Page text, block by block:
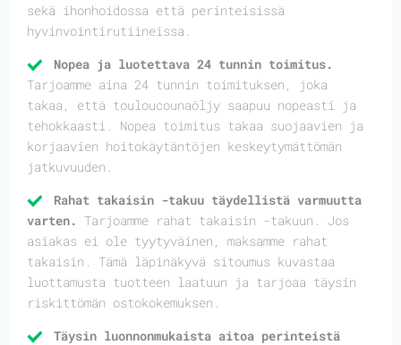
sekä ihonhoidossa että perinteisissä
hyvinvointirutiineissa.
Nopea ja luotettava 24 tunnin toimitus.
Tarjoamme aina 24 tunnin toimituksen, joka
takaa, että touloucounaöljy saapuu nopeasti ja
tehokkaasti. Nopea toimitus takaa suojaavien ja
korjaavien hoitokäytäntöjen keskeytymättömän
jatkuvuuden.
Rahat takaisin -takuu täydellistä varmuutta
varten. Tarjoamme rahat takaisin -takuun. Jos
asiakas ei ole tyytyväinen, maksamme rahat
takaisin. Tämä läpinäkyvä sitoumus kuvastaa
luottamusta tuotteen laatuun ja tarjoaa täysin
riskittömän ostokokemuksen.
Täysin luonnonmukaista aitoa perinteistä